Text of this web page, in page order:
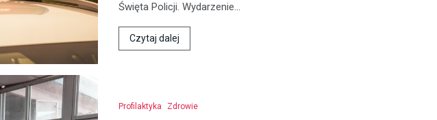
Święta Policji. Wydarzenie…
Czytaj dalej
Profilaktyka Zdrowie